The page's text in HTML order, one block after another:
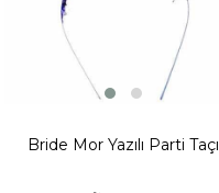
Bride Mor Yazılı Parti Taçı